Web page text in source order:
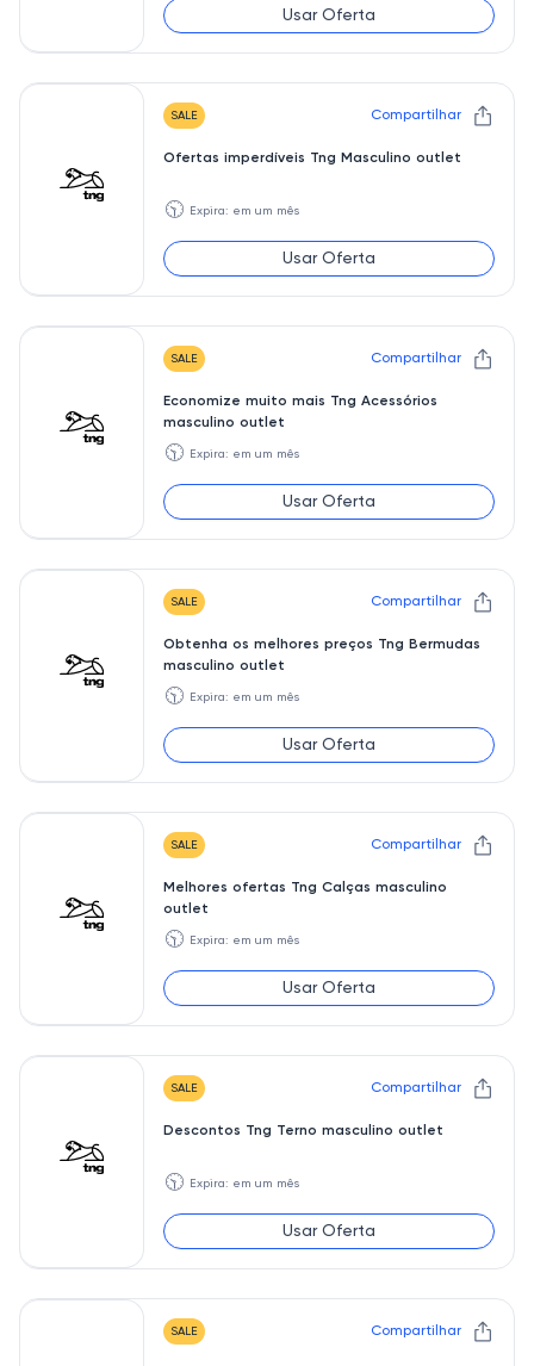
Usar Oferta
SALE Compartilhar
Ofertas imperdíveis Tng Masculino outlet
🕥 Expira: em um mês
Usar Oferta
SALE Compartilhar
Economize muito mais Tng Acessórios
masculino outlet
🕥 Expira: em um mês
Usar Oferta
SALE Compartilhar
Obtenha os melhores preços Tng Bermudas
masculino outlet
🕥 Expira: em um mês
Usar Oferta
SALE Compartilhar
Melhores ofertas Tng Calças masculino
outlet
🕥 Expira: em um mês
Usar Oferta
SALE Compartilhar
Descontos Tng Terno masculino outlet
🕥 Expira: em um mês
Usar Oferta
SALE Compartilhar